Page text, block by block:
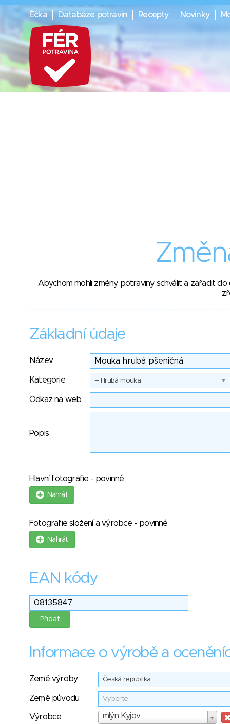
Éčka Databáze potravin Recepty Novinky
Abychom mohli změny potraviny schválit a zařadit
Základní údaje
Název
Kategorie -- Hrubá mouka
Odkaz na web
Popis
Hlavní fotografie - povinné
Nahrát
Fotografie složení a výrobce - povinné
Nahrát
EAN kódy
Informace o výrobě a
Země výroby Česká republika
Země původu Vyberte
Výrobce mlýn Kyjov
Výrobce